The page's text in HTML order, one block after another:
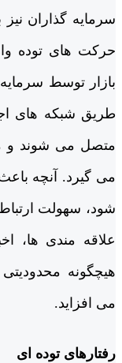
سرمایه گذاران نیز
حرکت­ های توده
بازار توسط
طریق شبکه های
متصل می شوند و
می گیرد. آنچه
شود، سهولت
علاقه مندی ها،
هیچگونه
می افزاید.
رفتارهای توده ای